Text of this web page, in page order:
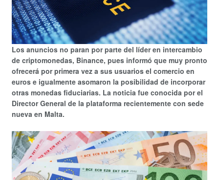
Los anuncios no paran por parte del líder en intercambio
de criptomonedas, Binance, pues informó que muy pronto
ofrecerá por primera vez a sus usuarios el comercio en
euros e igualmente asomaron la posibilidad de incorporar
otras monedas fiduciarias. La noticia fue conocida por el
DirectorGeneral de la plataforma recientemente con sede
nueva en Malta.